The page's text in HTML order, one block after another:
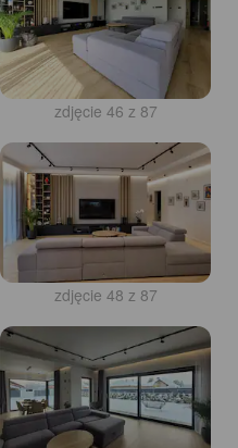
zdjęcie 46 z 87
zdjęcie 48 z 87